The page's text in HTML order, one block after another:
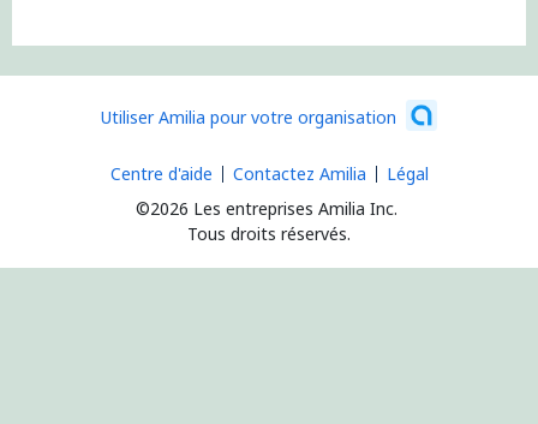
Utiliser Amilia pour votre organisation
©2026 Les entreprises Amilia Inc.
Tous droits réservés.
Centre d'aide Contactez Amilia Légal